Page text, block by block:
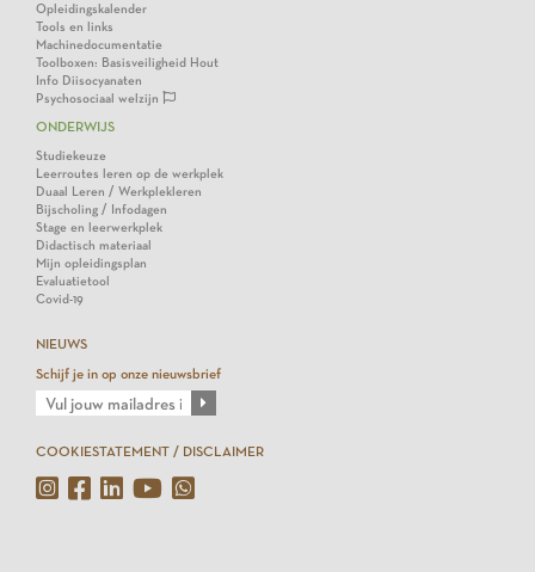
Opleidingskalender
Tools en links
Machinedocumentatie
Toolboxen: Basisveiligheid Hout
Info Diisocyanaten
Psychosociaal welzijn
ONDERWIJS
Studiekeuze
Leerroutes leren op de werkplek
Duaal Leren / Werkplekleren
Bijscholing / Infodagen
Stage en leerwerkplek
Didactisch materiaal
Mijn opleidingsplan
Evaluatietool
Covid-19
NIEUWS
Schijf je in op onze nieuwsbrief
COOKIESTATEMENT / DISCLAIMER